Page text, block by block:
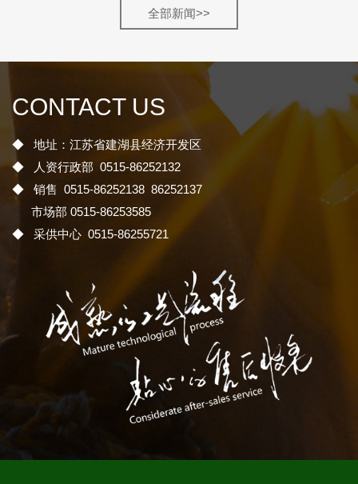
全部新闻>>
CONTACT US
◆ 地址：江苏省建湖县经济开发区
◆ 人资行政部 0515-86252132
◆ 销售 0515-86252138 86252137
市场部 0515-86253585
◆ 采供中心 0515-86255721